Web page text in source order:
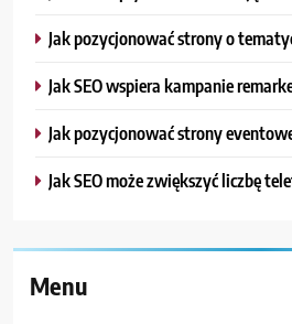
Jak pozycjonować strony o
Jak SEO wspiera kampanie
Jak pozycjonować strony
Jak SEO może zwiększyć liczbę
Menu